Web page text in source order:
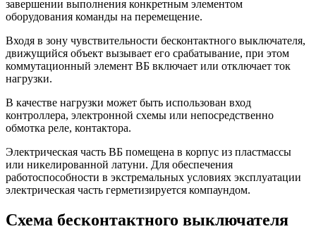
завершении выполнения конкретным элементом
оборудования команды на перемещение.
Входя в зону чувствительности бесконтактного выключателя,
движущийся объект вызывает его срабатывание, при этом
коммутационный элемент ВБ включает или отключает ток
нагрузки.
В качестве нагрузки может быть использован вход
контроллера, электронной схемы или непосредственно
обмотка реле, контактора.
Электрическая часть ВБ помещена в корпус из пластмассы
или никелированной латуни. Для обеспечения
работоспособности в экстремальных условиях эксплуатации
электрическая часть герметизируется компаундом.
Схема бесконтактного выключателя